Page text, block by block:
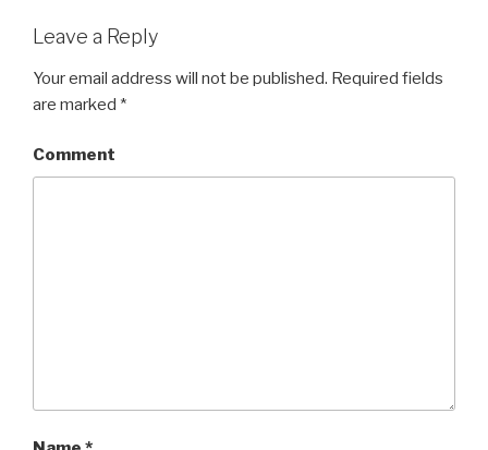
Leave a Reply
Your email address will not be published. Required fields
are marked *
Comment